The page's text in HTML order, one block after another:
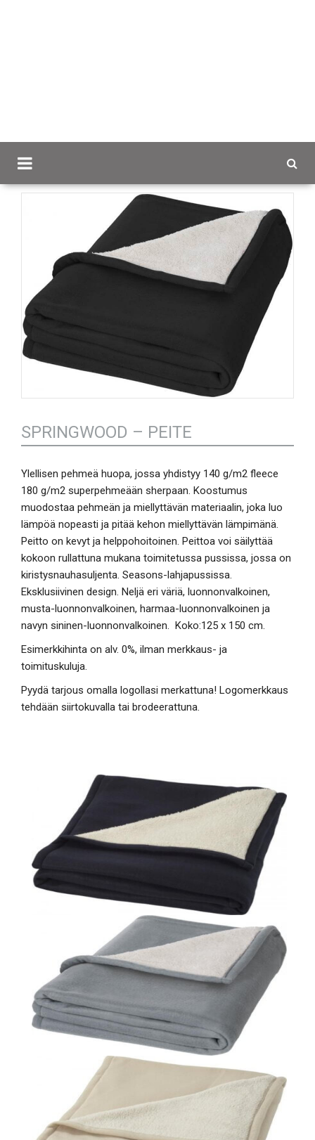
SPRINGWOOD – PEITE
Ylellisen pehmeä huopa, jossa yhdistyy 140 g/m2 fleece
180 g/m2 superpehmeään sherpaan. Koostumus
muodostaa pehmeän ja miellyttävän materiaalin, joka luo
lämpöä nopeasti ja pitää kehon miellyttävän lämpimänä.
Peitto on kevyt ja helppohoitoinen. Peittoa voi säilyttää
kokoon rullattuna mukana toimitetussa pussissa, jossa on
kiristysnauhasuljenta. Seasons-lahjapussissa.
Eksklusiivinen design. Neljä eri väriä, luonnonvalkoinen,
musta-luonnonvalkoinen, harmaa-luonnonvalkoinen ja
navyn sininen-luonnonvalkoinen. Koko:125 x 150 cm.
Esimerkkihinta on alv. 0%, ilman merkkaus- ja
toimituskuluja.
Pyydä tarjous omalla logollasi merkattuna! Logomerkkaus
tehdään siirtokuvalla tai brodeerattuna.